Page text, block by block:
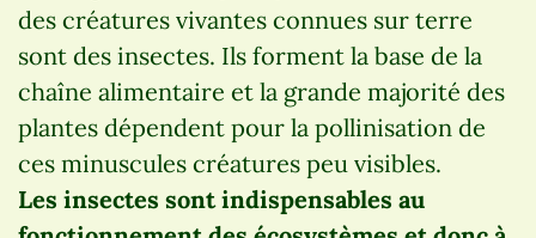
des créatures vivantes connues sur terre
sont des insectes. Ils forment la base de la
chaîne alimentaire et la grande majorité des
plantes dépendent pour la pollinisation de
ces minuscules créatures peu visibles.
Les insectes sont indispensables au